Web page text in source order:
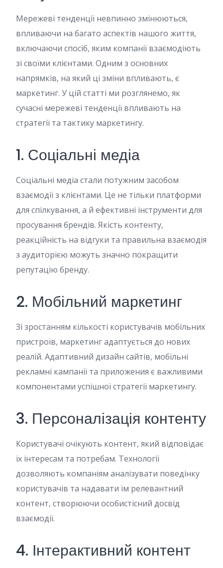
Мережеві тенденції невпинно змінюються,
впливаючи на багато аспектів нашого життя,
включаючи спосіб, яким компанії взаємодіють
зі своїми клієнтами. Одним з основних
напрямків, на який ці зміни впливають, є
маркетинг. У цій статті ми розглянемо, як
сучасні мережеві тенденції впливають на
стратегії та тактику маркетингу.
1. Соціальні медіа
Соціальні медіа стали потужним засобом
взаємодії з клієнтами. Це не тільки платформи
для спілкування, а й ефективні інструменти для
просування брендів. Якість контенту,
реакційність на відгуки та правильна взаємодія
з аудиторією можуть значно покращити
репутацію бренду.
2. Мобільний маркетинг
Зі зростанням кількості користувачів мобільних
пристроїв, маркетинг адаптується до нових
реалій. Адаптивний дизайн сайтів, мобільні
рекламні кампанії та приложения є важливими
компонентами успішної стратегії маркетингу.
3. Персоналізація контенту
Користувачі очікують контент, який відповідає
їх інтересам та потребам. Технології
дозволяють компаніям аналізувати поведінку
користувачів та надавати їм релевантний
контент, створюючи особистісний досвід
взаємодії.
4. Інтерактивний контент